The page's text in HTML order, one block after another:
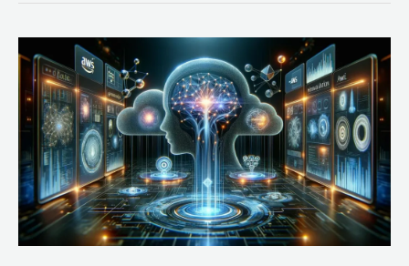
com
AWS